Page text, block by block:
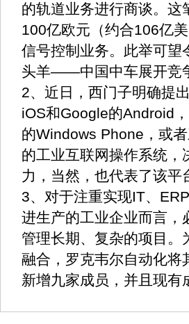
的轨道业务进行商谈。这
100亿欧元（约合106亿
信号控制业务。此举可望
头羊——中国中车展开竞
2、近日，西门子明确提
iOS和Google的Android
的Windows Phone，或
的工业互联网操作系统，
力，当然，也代表了该平
3、对于注重实现IT、
进生产的工业企业而言，
管理长期、复杂的项目。
融合，罗克韦尔自动化将
新增九家成员，并且现有